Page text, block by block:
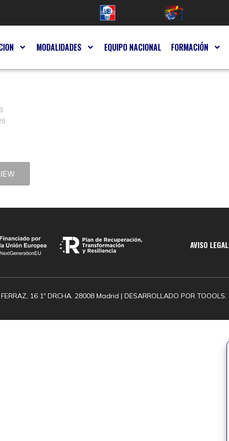
MODALIDADES EQUIPO NACIONAL FORMACIÓN
AVISO LEGAL
16 1º DRCHA. 28008 Madrid | DESARROLLADO POR TOOOLS.